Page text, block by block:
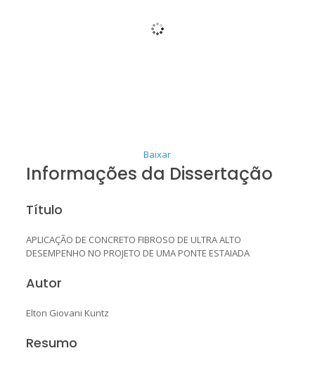
Baixar
Informações da Dissertação
Título
APLICAÇÃO DE CONCRETO FIBROSO DE ULTRA ALTO
DESEMPENHO NO PROJETO DE UMA PONTE ESTAIADA
Autor
Elton Giovani Kuntz
Resumo